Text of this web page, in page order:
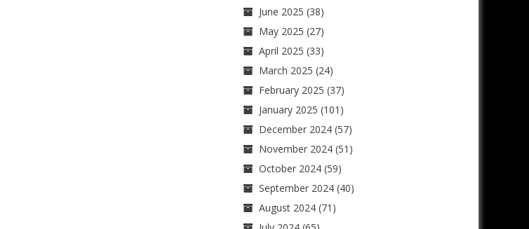
June 2025 (38)
May 2025 (27)
April 2025 (33)
March 2025 (24)
February 2025 (37)
January 2025 (101)
December 2024(57)
November 2024(51)
October 2024(59)
September 2024(40)
August 2024(71)